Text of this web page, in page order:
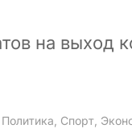
на выход
Политика Спорт,